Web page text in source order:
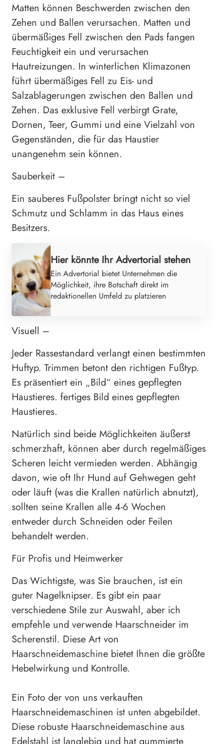
Matten können Beschwerden zwischen den
Zehen und Ballen verursachen. Matten und
übermäßiges Fell zwischen den Pads fangen
Feuchtigkeit ein und verursachen
Hautreizungen. In winterlichen Klimazonen
führt übermäßiges Fell zu Eis- und
Salzablagerungen zwischen den Ballen und
Zehen. Das exklusive Fell verbirgt Grate,
Dornen, Teer, Gummi und eine Vielzahl von
Gegenständen, die für das Haustier
unangenehm sein können.
Sauberkeit –
Ein sauberes Fußpolster bringt nicht so viel
Schmutz und Schlamm in das Haus eines
Besitzers.
Hier könnte Ihr Advertorial stehen
Ein Advertorial bietet Unternehmen die
Möglichkeit, ihre Botschaft direkt im
redaktionellen Umfeld zu platzieren
Visuell –
Jeder Rassestandard verlangt einen bestimmten
Huftyp. Trimmen betont den richtigen Fußtyp.
Es präsentiert ein „Bild“ eines gepflegten
Haustieres. fertiges Bild eines gepflegten
Haustieres.
Natürlich sind beide Möglichkeiten äußerst
schmerzhaft, können aber durch regelmäßiges
Scheren leicht vermieden werden. Abhängig
davon, wie oft Ihr Hund auf Gehwegen geht
oder läuft (was die Krallen natürlich abnutzt),
sollten seine Krallen alle 4-6 Wochen
entweder durch Schneiden oder Feilen
behandelt werden.
Für Profis und Heimwerker
Das Wichtigste, was Sie brauchen, ist ein
guter Nagelknipser. Es gibt ein paar
verschiedene Stile zur Auswahl, aber ich
empfehle und verwende Haarschneider im
Scherenstil. Diese Art von
Haarschneidemaschine bietet Ihnen die größte
Hebelwirkung und Kontrolle.
Ein Foto der von uns verkauften
Haarschneidemaschinen ist unten abgebildet.
Diese robuste Haarschneidemaschine aus
Edelstahl ist langlebig und hat gummierte